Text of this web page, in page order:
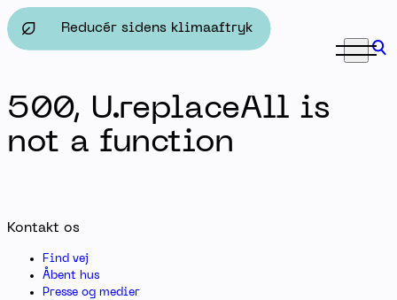
For grundskoler - Herningsholm Erhvervsskole &
Reducér sidens klimaaftryk
500, U.replaceAll is
not a function
Kontakt os
Find vej
Åbent hus
Presse og medier